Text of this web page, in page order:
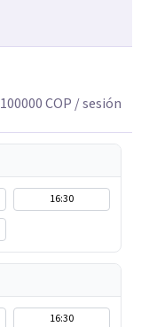
100000COP / sesión
16:30
16:30